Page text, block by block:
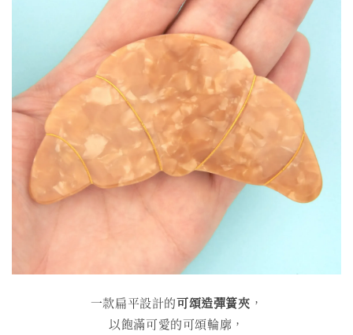
一款扁平設計的可頌造彈簧夾 ，
以飽滿可愛的可頌輪廓，